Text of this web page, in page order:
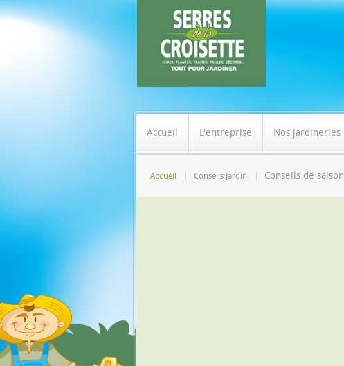
Accueil L'entreprise Nos jardineries
Accueil Conseils Jardin Conseils de saison